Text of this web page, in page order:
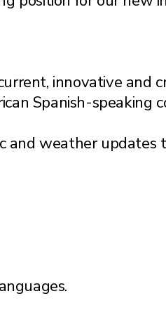
innovative and
Spanish-speaking
and weather updates